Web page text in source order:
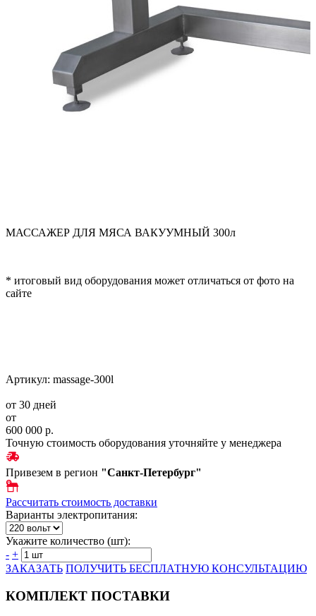
МАССАЖЕР ДЛЯ МЯСА ВАКУУМНЫЙ 300л
* итоговый вид оборудования может отличаться от фото на
сайте
Артикул: massage-300l
от 30 дней
от
600 000 р.
Точную стоимость оборудования уточняйте у менеджера
Привезем в регион "Санкт-Петербург"
Рассчитать стоимость доставки
Варианты электропитания:
Укажите количество (шт):
- +
ЗАКАЗАТЬ ПОЛУЧИТЬ БЕСПЛАТНУЮ КОНСУЛЬТАЦИЮ
КОМПЛЕКТ ПОСТАВКИ